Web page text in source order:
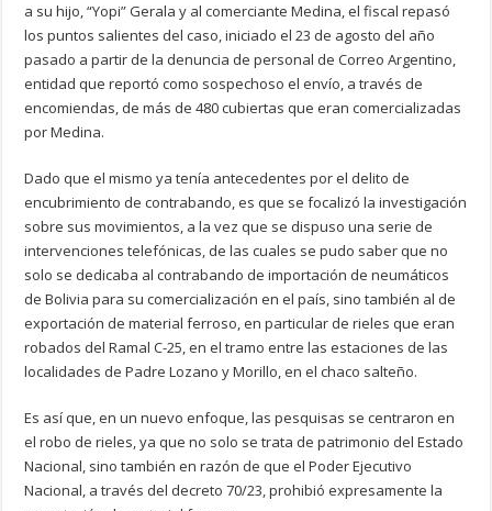
a su hijo, “Yopi” Gerala y al comerciante Medina, el fiscal repasó
los puntos salientes del caso, iniciado el 23 de agosto del año
pasado a partir de la denuncia de personal de Correo Argentino,
entidad que reportó como sospechoso el envío, a través de
encomiendas, de más de 480 cubiertas que eran comercializadas
por Medina.
Dado que el mismo ya tenía antecedentes por el delito de
encubrimiento de contrabando, es que se focalizó la investigación
sobre sus movimientos, a la vez que se dispuso una serie de
intervenciones telefónicas, de las cuales se pudo saber que no
solo se dedicaba al contrabando de importación de neumáticos
de Bolivia para su comercialización en el país, sino también al de
exportación de material ferroso, en particular de rieles que eran
robados del Ramal C-25, en el tramo entre las estaciones de las
localidades de Padre Lozano y Morillo, en el chaco salteño.
Es así que, en un nuevo enfoque, las pesquisas se centraron en
el robo de rieles, ya que no solo se trata de patrimonio del Estado
Nacional, sino también en razón de que el Poder Ejecutivo
Nacional, a través del decreto 70/23, prohibió expresamente la